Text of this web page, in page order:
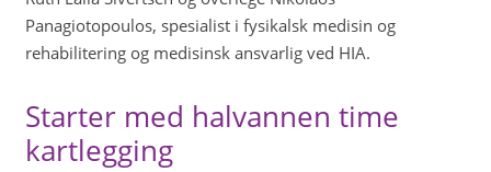
Panagiotopoulos, spesialist i fysikalsk medisin og
rehabilitering og medisinsk ansvarlig ved HIA.
Starter med halvannen time
kartlegging